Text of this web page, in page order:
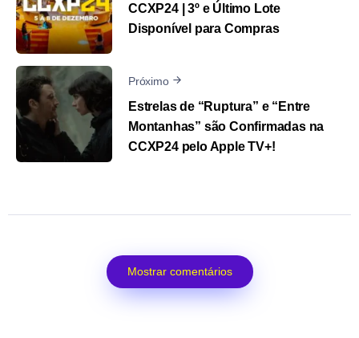
CCXP24 | 3º e Último Lote
Disponível para Compras
Próximo
Estrelas de “Ruptura” e “Entre
Montanhas” são Confirmadas na
CCXP24 pelo Apple TV+!
Mostrar comentários